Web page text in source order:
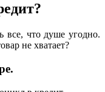
все, что душе угодно.
не хватает?